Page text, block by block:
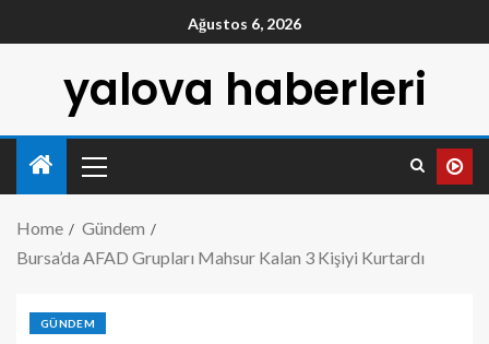
Ağustos 6, 2026
yalova haberleri
Home
Gündem
Bursa’da AFAD Grupları Mahsur Kalan 3 Kişiyi Kurtardı
GÜNDEM